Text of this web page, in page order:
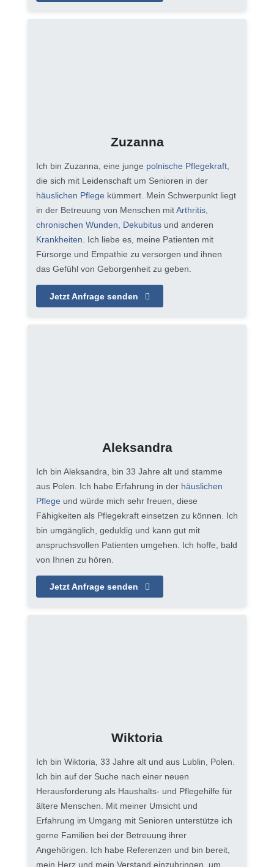
Zuzanna
Ich bin Zuzanna, eine junge polnische Pflegekraft,
die sich mit Leidenschaft um Senioren in der
häuslichen Pflege kümmert. Mein Schwerpunkt liegt
in der Betreuung von Menschen mitArthritis,
chronischen Wunden, Dekubitus und anderen
Krankheiten. Ich liebe es, meine Patienten mit
Fürsorge und Empathie zu versorgen und ihnen
das Gefühl von Geborgenheit zu geben.
Jetzt Anfrage senden
Aleksandra
Ich bin Aleksandra, bin 33 Jahre alt und stamme
aus Polen. Ich habe Erfahrung in der häuslichen
Pflege und würde mich sehr freuen, diese
Fähigkeiten als Pflegekraft einsetzen zu können. Ich
bin umgänglich, geduldig und kann gut mit
anspruchsvollen Patienten umgehen. Ich hoffe, bald
von Ihnen zu hören.
Jetzt Anfrage senden
Wiktoria
Ich bin Wiktoria, 33 Jahre alt und aus Lublin, Polen.
Ich bin auf der Suche nach einer neuen
Herausforderung als Haushalts- und Pflegehilfe für
ältere Menschen. Mit meiner Umsicht und
Erfahrung im Umgang mit Senioren unterstütze ich
gerne Familien bei der Betreuung ihrer
Angehörigen. Ich habe Referenzen und bin bereit,
mein Herz und mein Verstand einzubringen, um